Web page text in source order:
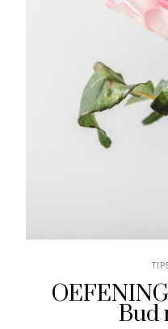
Bud